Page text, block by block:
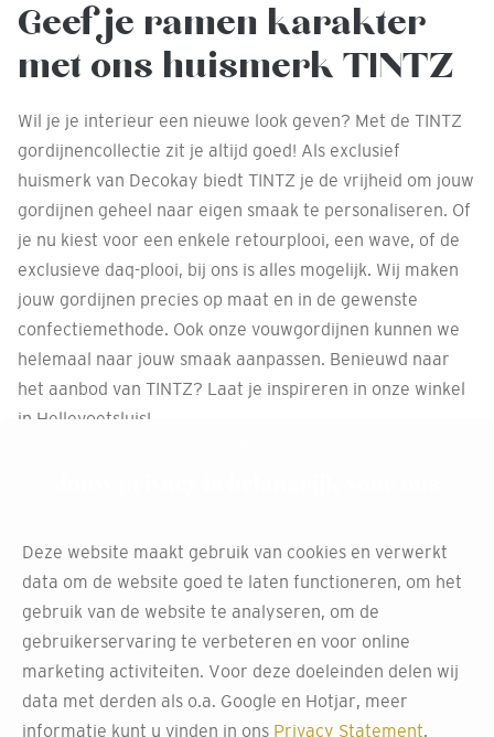
Geef je ramen karakter
met ons huismerk TINTZ
Wil je je interieur een nieuwe look geven? Met de TINTZ
gordijnencollectie zit je altijd goed! Als exclusief
huismerk van Decokay biedt TINTZ je de vrijheid om jouw
gordijnen geheel naar eigen smaak te personaliseren. Of
je nu kiest voor een enkele retourplooi, een wave, of de
exclusieve daq-plooi, bij ons is alles mogelijk. Wij maken
jouw gordijnen precies op maat en in de gewenste
confectiemethode. Ook onze vouwgordijnen kunnen we
helemaal naar jouw smaak aanpassen. Benieuwd naar
het aanbod van TINTZ? Laat je inspireren in onze winkel
in Hellevoetsluis!
Gratis inmeten van jouw
gordijnen bij Decokay
Hellevoetsluis
Deze website maakt gebruik van cookies en verwerkt
data om de website goed te laten functioneren, om het
gebruik van de website te analyseren, om de
gebruikerservaring te verbeteren en voor online
marketing activiteiten. Voor deze doeleinden delen wij
data met derden als o.a. Google en Hotjar, meer
informatie kunt u vinden in ons Privacy Statement